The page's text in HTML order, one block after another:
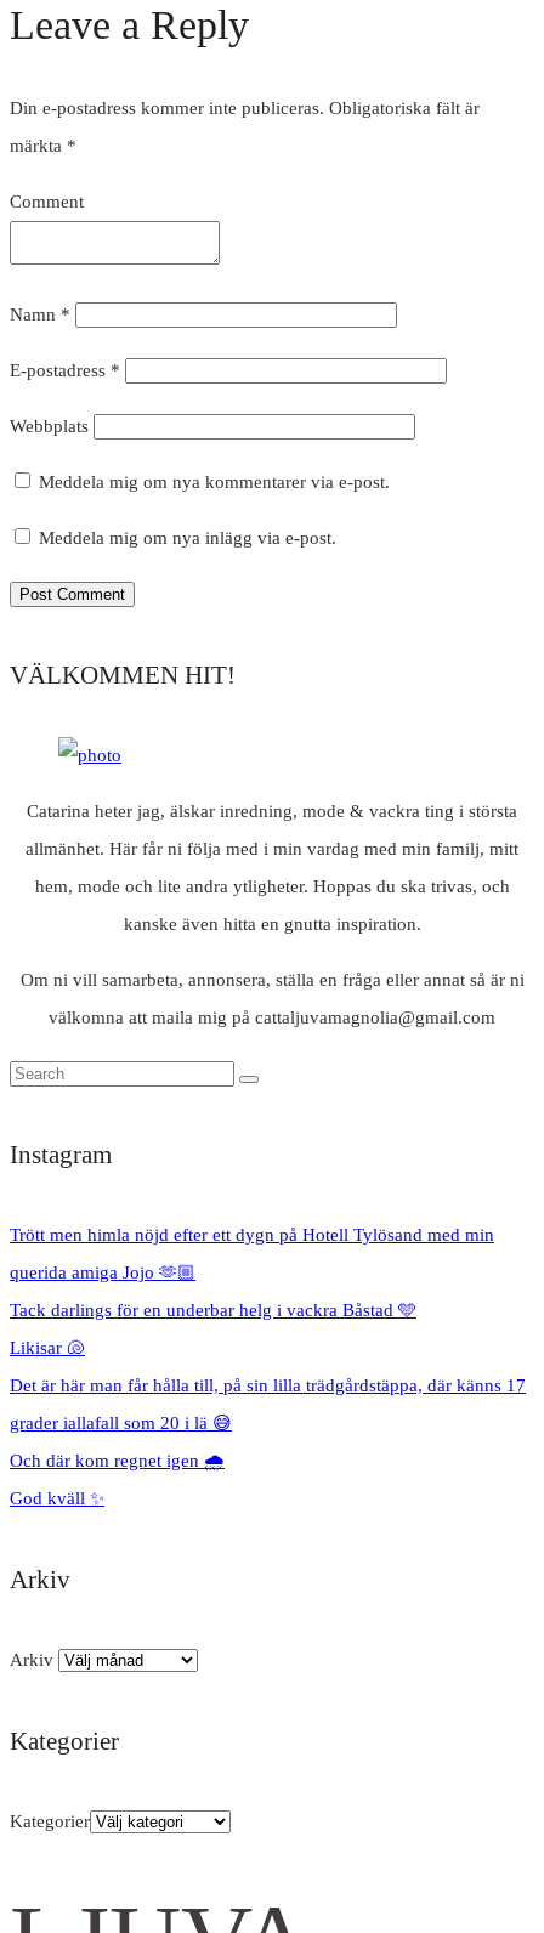
Leave a Reply
Din e-postadress kommer inte publiceras. Obligatoriska fält är
märkta *
Comment
Namn *
E-postadress *
Webbplats
Meddela mig om nya kommentarer via e-post.
Meddela mig om nya inlägg via e-post.
VÄLKOMMEN HIT!
Catarina heter jag, älskar inredning, mode & vackra ting i största
allmänhet. Här får ni följa med i min vardag med min familj, mitt
hem, mode och lite andra ytligheter. Hoppas du ska trivas, och
kanske även hitta en gnutta inspiration.
Om ni vill samarbeta, annonsera, ställa en fråga eller annat så är ni
välkomna att maila mig på cattaljuvamagnolia@gmail.com
Instagram
Trött men himla nöjd efter ett dygn på Hotell Tylösand med min
querida amiga Jojo 🫶🏼
Tack darlings för en underbar helg i vackra Båstad 🩵
Likisar 🐚
Det är här man får hålla till, på sin lilla trädgårdstäppa, där känns 17
grader iallafall som 20 i lä 😅
Och där kom regnet igen 🌧️
God kväll ✨
Arkiv
Arkiv
Kategorier
Kategorier